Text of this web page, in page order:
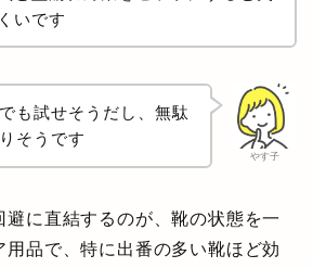
いです
やす子
も試せそうだし、無駄
そうです
避に直結するのが、靴の状態を一
用品で、特に出番の多い靴ほど効